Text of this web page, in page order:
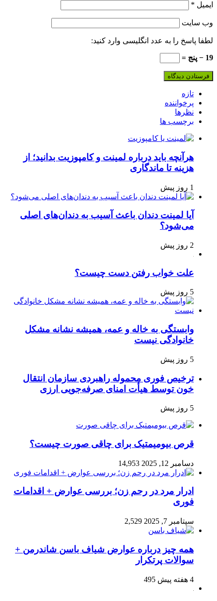
ایمیل *
وب‌ سایت
لطفا پاسخ را به عدد انگلیسی وارد کنید:
19 − پنج =
تازه
پرخواننده
نظرها
برچسب ها
هرآنچه باید درباره لمینت و کامپوزیت بدانید؛ از
هزینه تا ماندگاری
1 روز پیش
آیا لمینت دندان باعث آسیب به دندان‌های اصلی
می‌شود؟
2 روز پیش
علت خواب رفتن دست چیست؟
5 روز پیش
وابستگی به خاله و عمه، همیشه نشانه مشکل
خانوادگی نیست
5 روز پیش
ترخیص فوری محموله راهبردی سازمان انتقال
خون توسط هیأت امنای صرفه‌جویی ارزی
5 روز پیش
قرص بیومیمتیک برای چاقی صورت چیست؟
دسامبر 12, 2025 14,953
ادرار مرد در رحم زن؛ بررسی عوارض + اقدامات
فوری
سپتامبر 7, 2025 2,529
همه چیز درباره عوارض شیاف باسن شاندرمن +
سوالات پرتکرار
4 هفته پیش 495